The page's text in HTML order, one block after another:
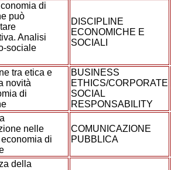
di
può
Analisi
sociale
DISCIPLINE
ECONOMICHE E
SOCIALI
tra etica e
novità
di
BUSINESS
ETHICS/CORPORATE
SOCIAL
RESPONSABILITY
nelle
di
COMUNICAZIONE
PUBBLICA
della